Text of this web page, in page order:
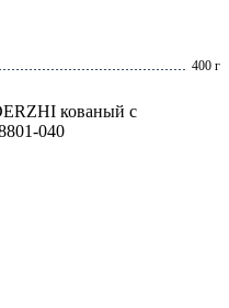
400 г